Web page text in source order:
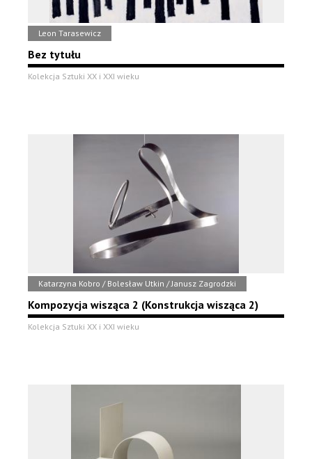
Leon Tarasewicz
Bez tytułu
Kolekcja Sztuki XX i XXI wieku
Katarzyna Kobro / Bolesław Utkin / Janusz Zagrodzki
Kompozycja wisząca 2 (Konstrukcja wisząca 2)
Kolekcja Sztuki XX i XXI wieku